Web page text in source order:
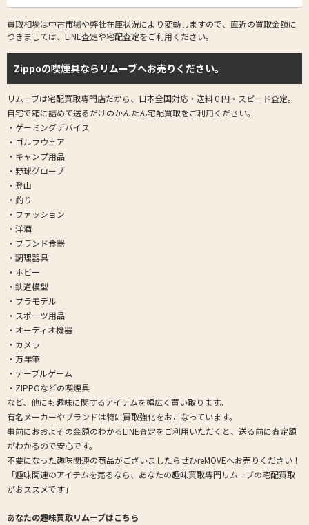
買取相場は中古市場や弊社在庫状況により変動しますので、直近の買取金額に
つきましては、LINE査定や宅配査定をご利用ください。
Zippoの喫煙具ならリムーブへお売りください。
リムーブは宅配買取専門店だから、日本全国対応・送料０円・スピード査定。
自宅で箱に詰めて送るだけのかんたん宅配買取をご利用ください。
・ゲーミングデバイス
・ゴルフウェア
・キャンプ用品
・野球グローブ
・登山
・釣り
・ファッション
・洋酒
・ブランド食器
・調理器具
・ホビー
・鉄道模型
・プラモデル
・スポーツ用品
・オーディオ機器
・カメラ
・万年筆
・テーブルゲーム
・ZIPPOなどの喫煙具
など、他にも趣味に関するアイテムを幅広く買い取ります。
有名メーカーやブランドは特に買取強化をおこなっています。
事前におおよその金額のわかるLINE査定をご利用いただくと、送る前に査定額
がわかるので安心です。
不要になった趣味関連の商品がございましたらぜひreMOVEへお売りください！
「趣味関連のアイテムを売るなら、あなたの趣味買取専門リムーブの宅配買取
がおススメです」
あなたの趣味買取リムーブはこちら